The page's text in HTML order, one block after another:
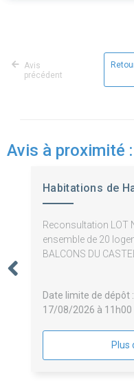
Avis
précédent
Avis à proximité :
Habitations de
Reconsultation LOT
ensemble de 20
BALCONS DU
Date limite de dépôt :
17/08/2026 à 11h00
Plus